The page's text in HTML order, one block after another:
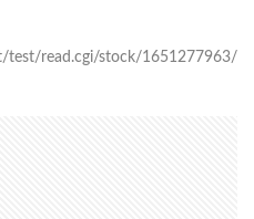
test/read.cgi/stock/1651277963/